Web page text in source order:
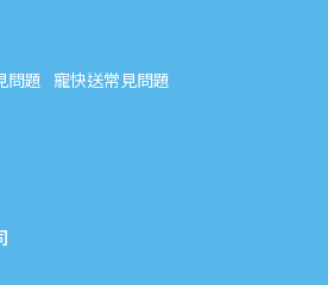
問題 寵快送常見問題